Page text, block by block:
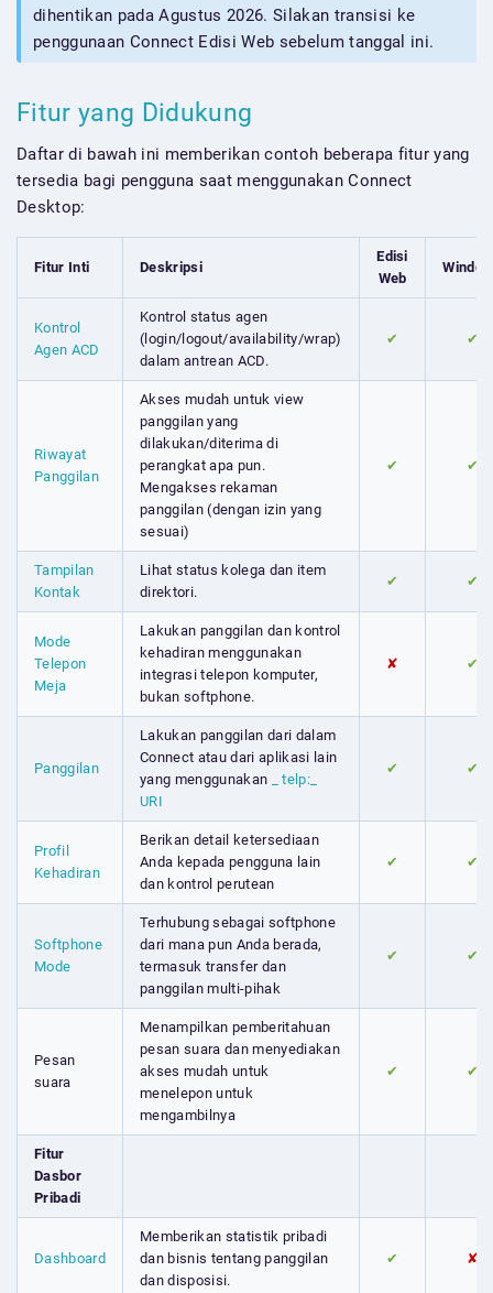
dihentikan pada Agustus 2026. Silakan transisi ke
penggunaan Connect Edisi Web sebelum tanggal ini.
Fitur yang Didukung
Daftar di bawah ini memberikan contoh beberapa fitur yang
tersedia bagi pengguna saat menggunakan Connect
Desktop:
Fitur Inti Deskripsi
Edisi
Web
Kontrol
Agen ACD
Kontrol status agen
(login/logout/availability/wrap)
dalam antrean ACD.
✔ ✔
Riwayat
Panggilan
Akses mudah untuk view
panggilan yang
dilakukan/diterima di
perangkat apa pun.
Mengakses rekaman
panggilan (dengan izin yang
sesuai)
✔ ✔
Tampilan
Kontak
Lihat status kolega dan item
direktori.
✔ ✔
Mode
Telepon
Meja
Lakukan panggilan dan kontrol
kehadiran menggunakan
integrasi telepon komputer,
bukan softphone.
✘ ✔
Panggilan
Lakukan panggilan dari dalam
Connect atau dari aplikasi lain
yang menggunakan
_ telp:_
URI
✔ ✔
Profil
Kehadiran
Berikan detail ketersediaan
Anda kepada pengguna lain
dan kontrol perutean
✔ ✔
Softphone
Mode
Terhubung sebagai softphone
dari mana pun Anda berada,
termasuk transfer dan
panggilan multi-pihak
✔ ✔
Pesan
suara
Menampilkan pemberitahuan
pesan suara dan menyediakan
akses mudah untuk
menelepon untuk
mengambilnya
✔ ✔
Fitur
Dasbor
Pribadi
Dashboard
Memberikan statistik pribadi
dan bisnis tentang panggilan
dan disposisi.
✔ ✘